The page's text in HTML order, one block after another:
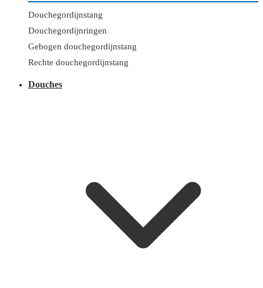
Douchegordijnstang
Douchegordijnringen
Gebogen douchegordijnstang
Rechte douchegordijnstang
Douches